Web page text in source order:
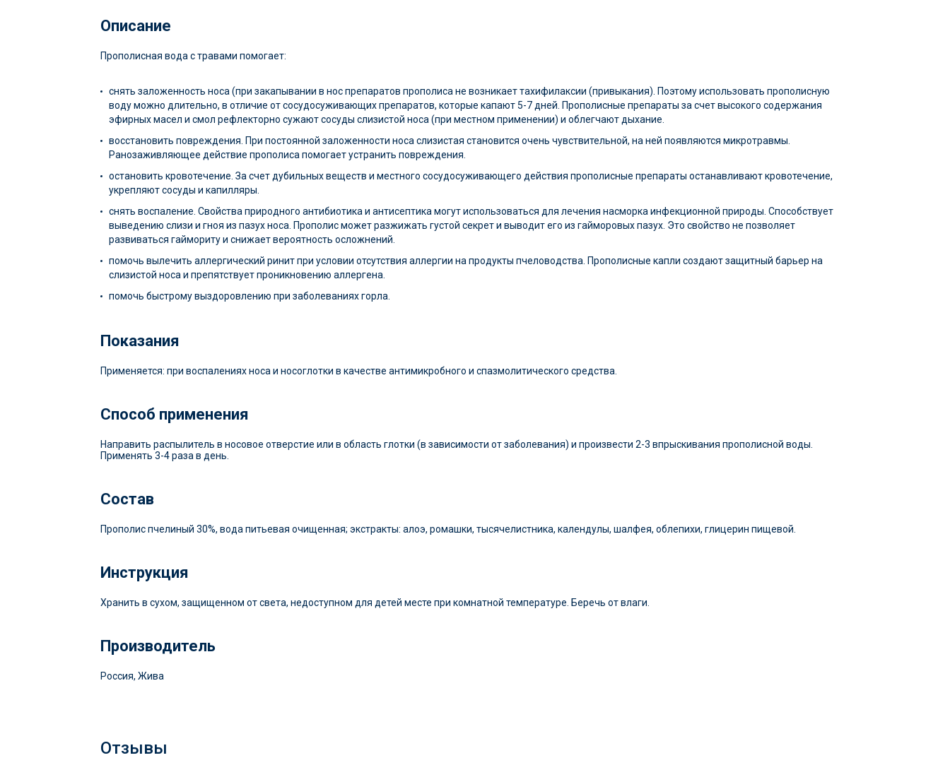
Описание
Прополисная вода с травами помогает:
снять заложенность носа (при закапывании в нос препаратов прополиса не возникает тахифилаксии (привыкания). Поэтому использовать прополисную
воду можно длительно, в отличие от сосудосуживающих препаратов, которые капают 5-7 дней. Прополисные препараты за счет высокого содержания
эфирных масел и смол рефлекторно сужают сосуды слизистой носа (при местном применении) и облегчают дыхание.
восстановить повреждения. При постоянной заложенности носа слизистая становится очень чувствительной, на ней появляются микротравмы.
Ранозаживляющее действие прополиса помогает устранить повреждения.
остановить кровотечение. За счет дубильных веществ и местного сосудосуживающего действия прополисные препараты останавливают кровотечение,
укрепляют сосуды и капилляры.
снять воспаление. Свойства природного антибиотика и антисептика могут использоваться для лечения насморка инфекционной природы. Способствует
выведению слизи и гноя из пазух носа. Прополис может разжижать густой секрет и выводит его из гайморовых пазух. Это свойство не позволяет
развиваться гаймориту и снижает вероятность осложнений.
помочь вылечить аллергический ринит при условии отсутствия аллергии на продукты пчеловодства. Прополисные капли создают защитный барьер на
слизистой носа и препятствует проникновению аллергена.
помочь быстрому выздоровлению при заболеваниях горла.
Показания
Применяется: при воспалениях носа и носоглотки в качестве антимикробного и спазмолитического средства.
Способ применения
Направить распылитель в носовое отверстие или в область глотки (в зависимости от заболевания) и произвести 2-3 впрыскивания прополисной воды.
Применять 3-4 раза в день.
Состав
Прополис пчелиный 30%, вода питьевая очищенная; экстракты: алоэ, ромашки, тысячелистника, календулы, шалфея, облепихи, глицерин пищевой.
Инструкция
Хранить в сухом, защищенном от света, недоступном для детей месте при комнатной температуре. Беречь от влаги.
Производитель
Россия, Жива
Отзывы